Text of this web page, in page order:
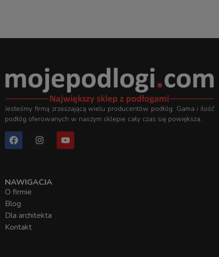
Jesteśmy firmą zrzeszającą wielu producentów podłóg. Gama i ilość
podłóg oferowanych w naszym sklepie cały czas się powiększa.
NAWIGACJA
O firmie
Blog
Dla architekta
Kontakt